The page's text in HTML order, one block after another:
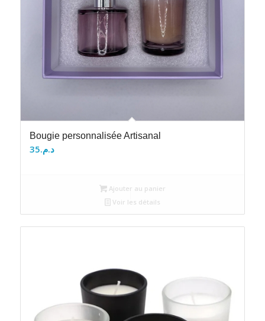
Bougie personnalisée Artisanal
د.م.35
Ajouter au panier
Voir les détails